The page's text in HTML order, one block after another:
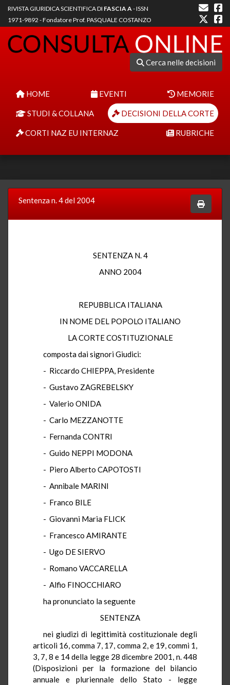
RIVISTA GIURIDICA SCIENTIFICA DI FASCIA A- ISSN
1971-9892 - Fondatore Prof. PASQUALE COSTANZO
Cerca nelle decisioni
HOME EVENTI MEMORIE
STUDI & COLLANA DECISIONI DELLA CORTE
CORTI NAZ EU INTERNAZ RUBRICHE
Sentenza n. 4 del 2004
SENTENZA N. 4
ANNO 2004
REPUBBLICA ITALIANA
IN NOME DEL POPOLO ITALIANO
LA CORTE COSTITUZIONALE
composta dai signori Giudici:
- Riccardo CHIEPPA, Presidente
- Gustavo ZAGREBELSKY
- Valerio ONIDA
- Carlo MEZZANOTTE
- Fernanda CONTRI
- Guido NEPPI MODONA
- Piero Alberto CAPOTOSTI
- Annibale MARINI
- Franco BILE
- Giovanni Maria FLICK
- Francesco AMIRANTE
- Ugo DE SIERVO
- Romano VACCARELLA
- Alfio FINOCCHIARO
ha pronunciato la seguente
SENTENZA
nei giudizi di legittimità costituzionale degli
articoli 16, comma 7, 17, comma 2, e 19, commi 1,
3, 7, 8 e 14 della legge 28 dicembre 2001, n. 448
(Disposizioni per la formazione del bilancio
annuale e pluriennale dello Stato - legge